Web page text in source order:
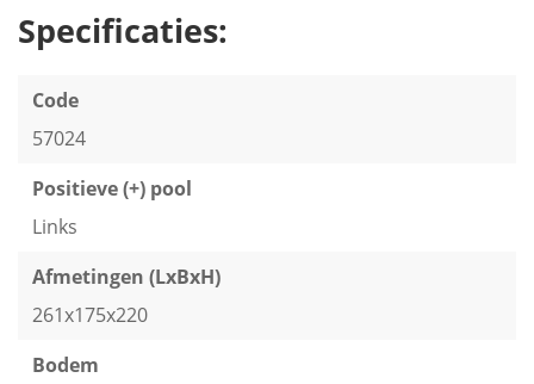
Specificaties:
Code
57024
Positieve (+) pool
Links
Afmetingen (LxBxH)
261x175x220
Bodem